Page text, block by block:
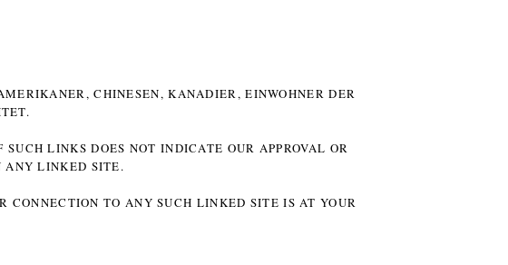
CHINESEN, KANADIER, EINWOHNER DER P
LINKS DOES NOT INDICATE OUR APPROVAL OR
ANY LINKED SITE.
CONNECTION TO ANY SUCH LINKED SITE IS AT YOUR